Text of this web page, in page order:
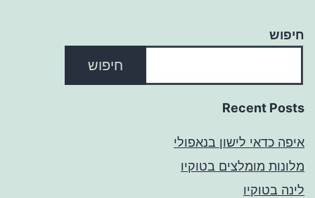
חיפוש
חיפוש
Recent Posts
איפה כדאי לישון בנאפולי
מלונות מומלצים בטוקיו
לינה בטוקיו